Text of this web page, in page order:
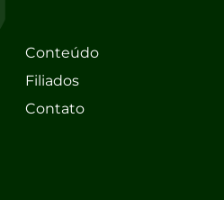
Conteúdo
Filiados
Contato